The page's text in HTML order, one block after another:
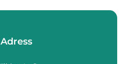
Adress